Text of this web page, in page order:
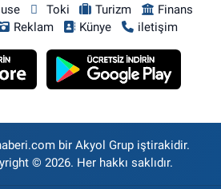
Toki Turizm
Finans
Reklam Künye iletişim
bir Akyol Grup iştirakidir.
© 2026. Her hakkı saklıdır.